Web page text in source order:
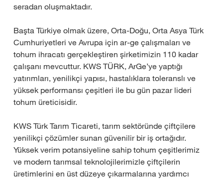
seradan oluşmaktadır.
Başta Türkiye olmak üzere, Orta-Doğu, Orta Asya Türk
Cumhuriyetleri ve Avrupa için ar-ge çalışmaları ve
tohum ihracatı gerçekleştiren şirketimizin 110 kadar
çalışanı mevcuttur. KWS TÜRK, ArGe’ye yaptığı
yatırımları, yenilikçi yapısı, hastalıklara toleranslı ve
yüksek performansı çeşitleri ile bu gün pazar lideri
tohum üreticisidir.
KWS Türk Tarım Ticareti, tarım sektöründe çiftçilere
yenilikçi çözümler sunan güvenilir bir iş ortağıdır.
Yüksek verim potansiyeline sahip tohum çeşitlerimiz
ve modern tarımsal teknolojilerimizle çiftçilerin
üretimlerini en üst düzeye çıkarmalarına yardımcı